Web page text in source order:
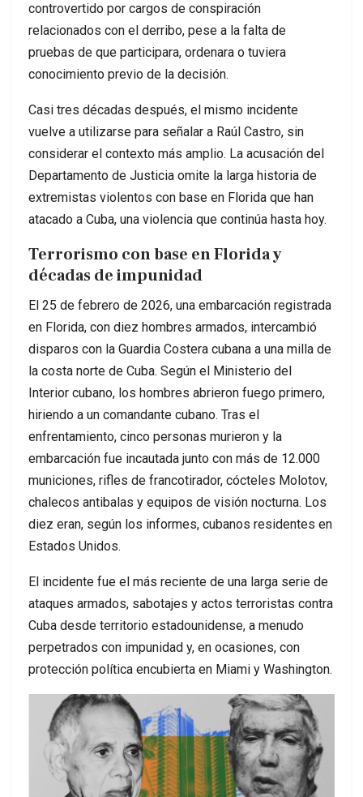
controvertido por cargos de conspiración
relacionados con el derribo, pese a la falta de
pruebas de que participara, ordenara o tuviera
conocimiento previo de la decisión.
Casi tres décadas después, el mismo incidente
vuelve a utilizarse para señalar a Raúl Castro, sin
considerar el contexto más amplio. La acusación del
Departamento de Justicia omite la larga historia de
extremistas violentos con base en Florida que han
atacado a Cuba, una violencia que continúa hasta hoy.
Terrorismo con base en Florida y
décadas de impunidad
El 25 de febrero de 2026, una embarcación registrada
en Florida, con diez hombres armados, intercambió
disparos con la Guardia Costera cubana a una milla de
la costa norte de Cuba. Según el Ministerio del
Interior cubano, los hombres abrieron fuego primero,
hiriendo a un comandante cubano. Tras el
enfrentamiento, cinco personas murieron y la
embarcación fue incautada junto con más de 12.000
municiones, rifles de francotirador, cócteles Molotov,
chalecos antibalas y equipos de visión nocturna. Los
diez eran, según los informes, cubanos residentes en
Estados Unidos.
El incidente fue el más reciente de una larga serie de
ataques armados, sabotajes y actos terroristas contra
Cuba desde territorio estadounidense, a menudo
perpetrados con impunidad y, en ocasiones, con
protección política encubierta en Miami y Washington.